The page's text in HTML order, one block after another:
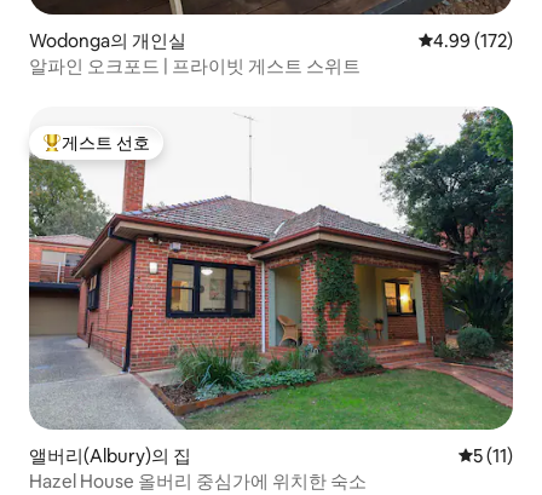
Wodonga의 개인실 평점 4.99점(5
4.99 (172)
알파인 오크포드 | 프라이빗 게스트 스위트
상위 게스트 선호
게스트 선호
앨버리(Albury)의 집 평점 5점
5 (11)
Hazel House 올버리 중심가에 위치한 숙소